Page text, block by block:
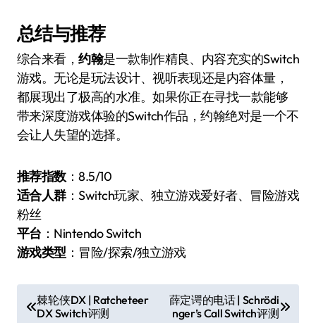
总结与推荐
综合来看，约翰是一款制作精良、内容充实的Switch
游戏。无论是玩法设计、视听表现还是内容体量，
都展现出了极高的水准。如果你正在寻找一款能够
带来深度游戏体验的Switch作品，约翰绝对是一个不
会让人失望的选择。
推荐指数：8.5/10
适合人群：Switch玩家、独立游戏爱好者、冒险游戏
粉丝
平台 ：Nintendo Switch
游戏类型 ：冒险/探索/独立游戏
章
棘轮侠DX | Ratcheteer
DX Switch评测
薛定谔的电话 | Schrödi
nger’s Call Switch评测